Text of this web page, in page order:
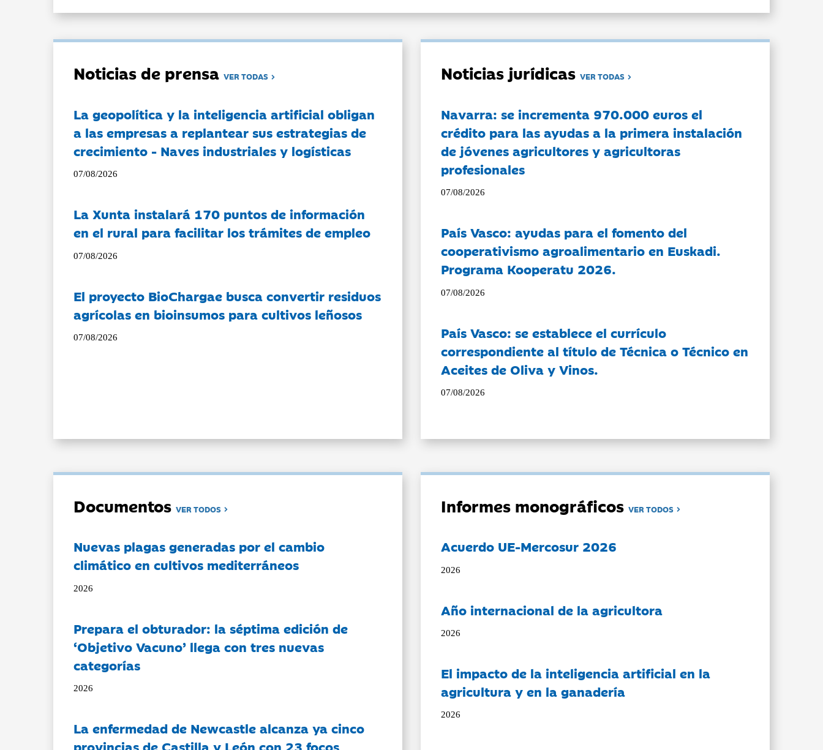
Noticias de prensaVER TODAS
La geopolítica y la inteligencia artificial obligan
a las empresas a replantear sus estrategias de
crecimiento - Naves industriales y logísticas
07/08/2026
La Xunta instalará 170 puntos de información
en el rural para facilitar los trámites de empleo
07/08/2026
El proyecto BioChargae busca convertir residuos
agrícolas en bioinsumos para cultivos leñosos
07/08/2026
Noticias jurídicasVER TODAS
Navarra: se incrementa 970.000 euros el
crédito para las ayudas a la primera instalación
de jóvenes agricultores y agricultoras
profesionales
07/08/2026
País Vasco: ayudas para el fomento del
cooperativismo agroalimentario en Euskadi.
Programa Kooperatu 2026.
07/08/2026
País Vasco: se establece el currículo
correspondiente al título de Técnica o Técnico en
Aceites de Oliva y Vinos.
07/08/2026
DocumentosVER TODOS
Nuevas plagas generadas por el cambio
climático en cultivos mediterráneos
2026
Prepara el obturador: la séptima edición de
‘Objetivo Vacuno’ llega con tres nuevas
categorías
2026
La enfermedad de Newcastle alcanza ya cinco
Informes monográficosVER TODOS
Acuerdo UE-Mercosur 2026
2026
Año internacional de la agricultora
2026
El impacto de la inteligencia artificial en la
agricultura y en la ganadería
2026